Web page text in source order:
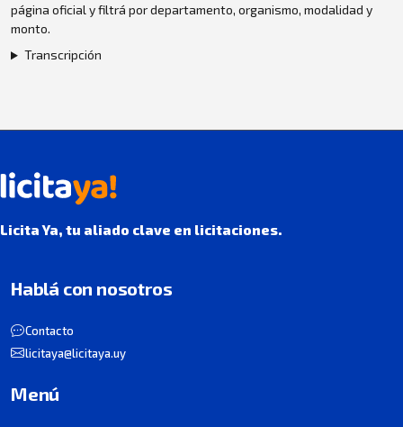
página oficial y filtrá por departamento, organismo, modalidad y
monto.
Transcripción
Licita Ya, tu aliado clave en licitaciones.
Hablá con nosotros
Contacto
licitaya@licitaya.uy
Menú